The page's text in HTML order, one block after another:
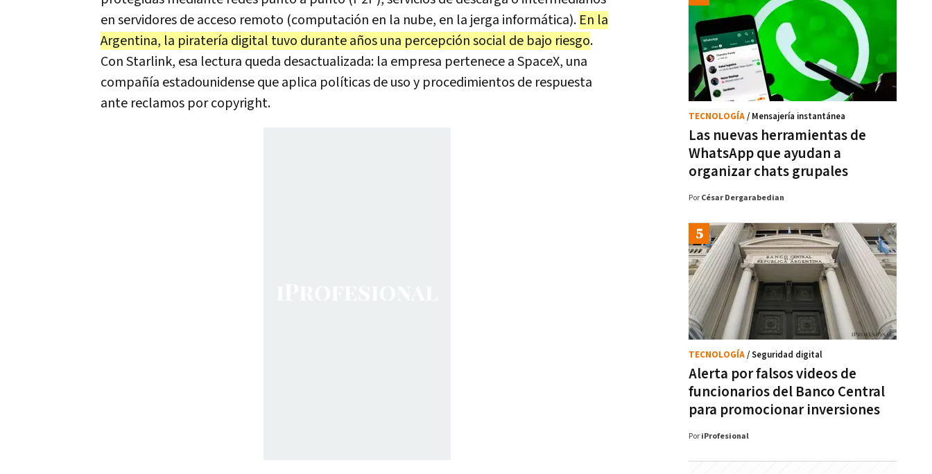
en servidores de acceso remoto (computación en la nube, en la jerga informática). En la
Argentina, la piratería digital tuvo durante años una percepción social de bajo riesgo.
Con Starlink, esa lectura queda desactualizada: la empresa pertenece a SpaceX, una
compañía estadounidense que aplica políticas de uso y procedimientos de respuesta
ante reclamos por copyright.
Las nuevas herramientas de
WhatsApp que ayudan a
organizar chats grupales
TECNOLOGÍA/ Mensajería instantánea
Por César Dergarabedian
Alerta por falsos videos de
funcionarios del Banco Central
para promocionar inversiones
TECNOLOGÍA/ Seguridad digital
Por iProfesional